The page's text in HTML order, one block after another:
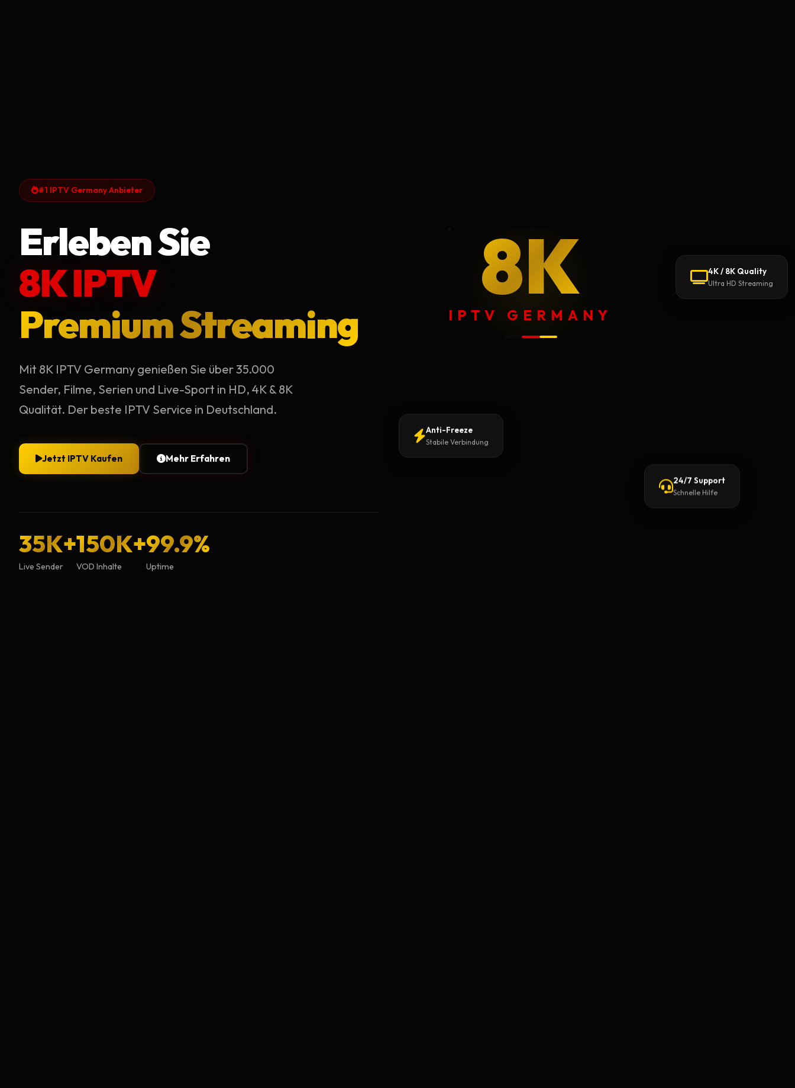
#1 IPTV Germany Anbieter
Erleben Sie
8K IPTV
Premium Streaming
Mit 8K IPTV Germany genießen Sie über 35.000
Sender, Filme, Serien und Live-Sport in HD, 4K & 8K
Qualität. Der beste IPTV Service in Deutschland.
Jetzt IPTV Kaufen Mehr Erfahren
35K+
Live Sender
150K+
VOD Inhalte
99.9%
Uptime
8K
IPTV GERMANY
4K / 8K Quality
Ultra HD Streaming
Anti-Freeze
Stabile Verbindung
24/7 Support
Schnelle Hilfe